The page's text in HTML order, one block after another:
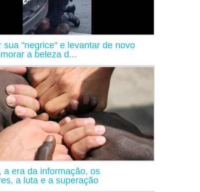
sua "negrice" e levantar de novo
a beleza d...
a era da informação, os
a luta e a superação